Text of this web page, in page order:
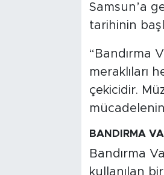
Samsun’a
tarihinin
“Bandırma
meraklıları
çekicidir.
BANDIRMA
Bandırma
kullanılan